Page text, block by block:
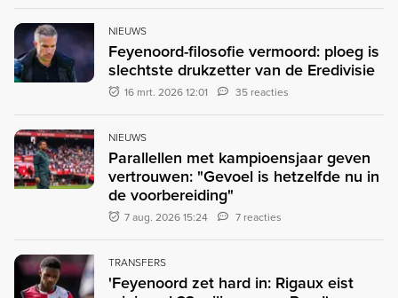
NIEUWS
Feyenoord-filosofie vermoord: ploeg is
slechtste drukzetter van de Eredivisie
16 mrt. 2026 12:01 35 reacties
NIEUWS
Parallellen met kampioensjaar geven
vertrouwen: "Gevoel is hetzelfde nu in
de voorbereiding"
7 aug. 2026 15:24 7 reacties
TRANSFERS
'Feyenoord zet hard in: Rigaux eist